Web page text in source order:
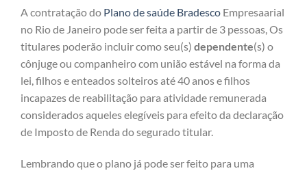
A contratação do Plano de saúde Bradesco Empresaarial
no Rio de Janeiro pode ser feita a partir de 3 pessoas, Os
titulares poderão incluir como seu(s) dependente(s) o
cônjuge ou companheiro com união estável na forma da
lei, filhos e enteados solteiros até 40 anos e filhos
incapazes de reabilitação para atividade remunerada
considerados aqueles elegíveis para efeito da declaração
de Imposto de Renda do segurado titular.
Lembrando que o plano já pode ser feito para uma